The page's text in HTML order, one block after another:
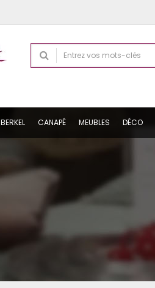
BERKEL CANAPÉ MEUBLES DÉCO